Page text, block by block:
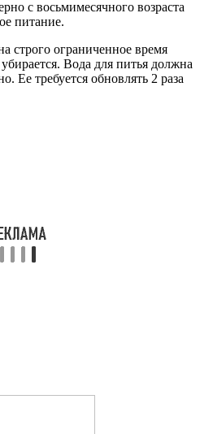
с восьмимесячного возраста
питание.
строго ограниченное время
Вода для питья должна
Ее требуется обновлять 2 раза